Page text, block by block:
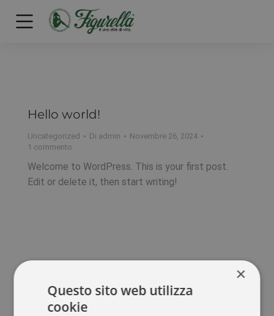
Hello world!
Uncategorized Di admin
Novembre 26, 2024
1 commento
Welcome to WordPress. This is your first post.
Edit or delete it, then start writing!
×
Questo sito web utilizza
cookie